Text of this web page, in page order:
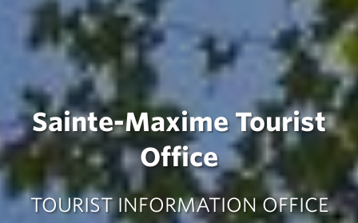
Sainte-Maxime Tourist
Office
TOURIST INFORMATION OFFICE